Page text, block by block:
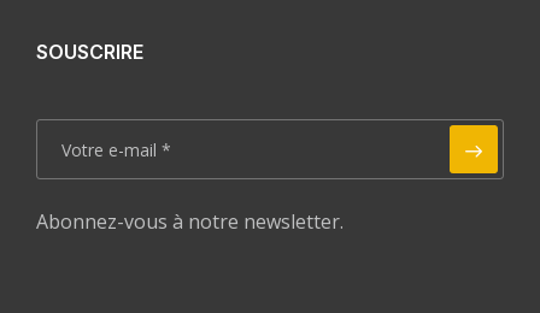
SOUSCRIRE
Abonnez-vous à notre newsletter.